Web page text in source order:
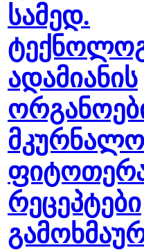
სამედ.
ადამიანის
რეცეპტები